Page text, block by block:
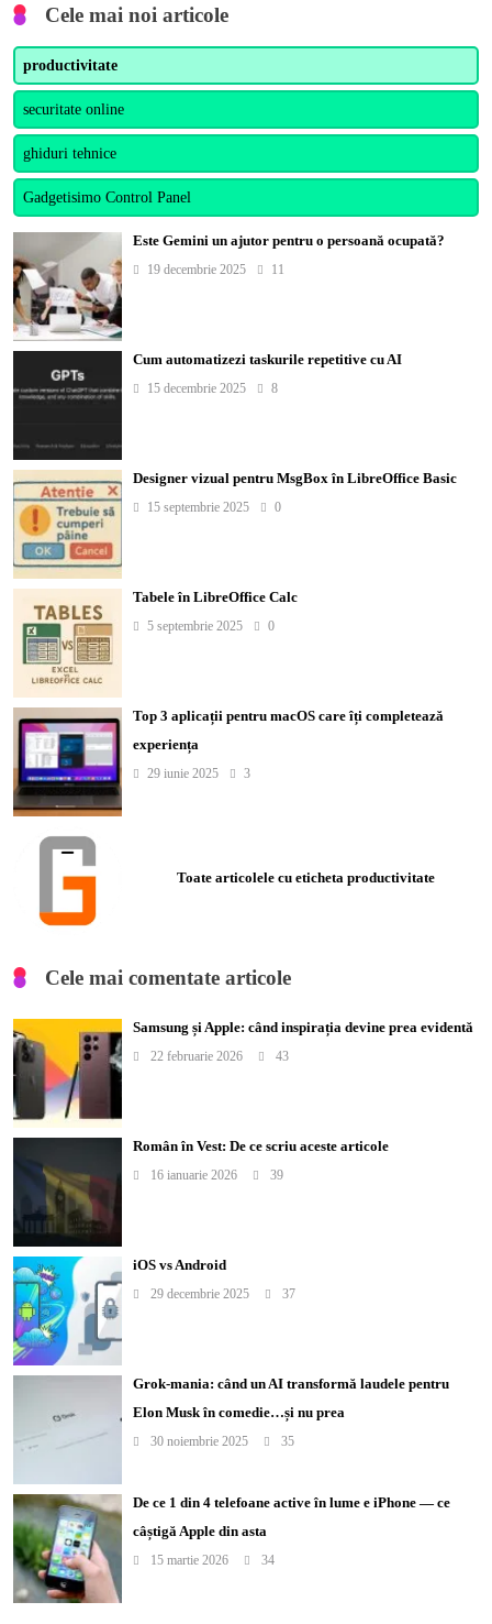
Cele mai noi articole
productivitate
securitate online
ghiduri tehnice
Gadgetisimo Control Panel
Este Gemini un ajutor pentru o persoană ocupată?
19 decembrie 2025 11
Cum automatizezi taskurile repetitive cu AI
15 decembrie 2025 8
Designer vizual pentru MsgBox în LibreOffice Basic
15 septembrie 2025 0
Tabele în LibreOffice Calc
5 septembrie 2025 0
Top 3 aplicații pentru macOS care îți completează
experiența
29 iunie 2025 3
Toate articolele cu eticheta productivitate
Cele mai comentate articole
Samsung și Apple: când inspirația devine prea evidentă
22 februarie 2026 43
Român în Vest: De ce scriu aceste articole
16 ianuarie 2026 39
iOS vs Android
29 decembrie 2025 37
Grok-mania: când un AI transformă laudele pentru
Elon Musk în comedie…și nu prea
30 noiembrie 2025 35
De ce 1 din 4 telefoane active în lume e iPhone — ce
câștigă Apple din asta
15 martie 2026 34